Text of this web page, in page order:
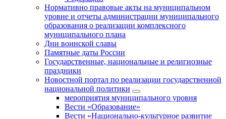
Нормативно правовые акты на муниципальном
уровне и отчеты администрации муниципального
образования о реализации комплексного
муниципального плана
Дни воинской славы
Памятные даты России
Государственные, национальные и религиозные
праздники
Новостной портал по реализации государственной
национальной политики
мероприятия муниципального уровня
Вести «Образование»
Вести «Национально-культурное развитие